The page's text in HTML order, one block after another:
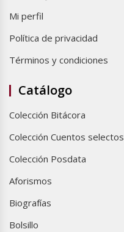
Mi perfil
Política de privacidad
Términos y condiciones
Catálogo
Colección Bitácora
Colección Cuentos selectos
Colección Posdata
Aforismos
Biografías
Bolsillo